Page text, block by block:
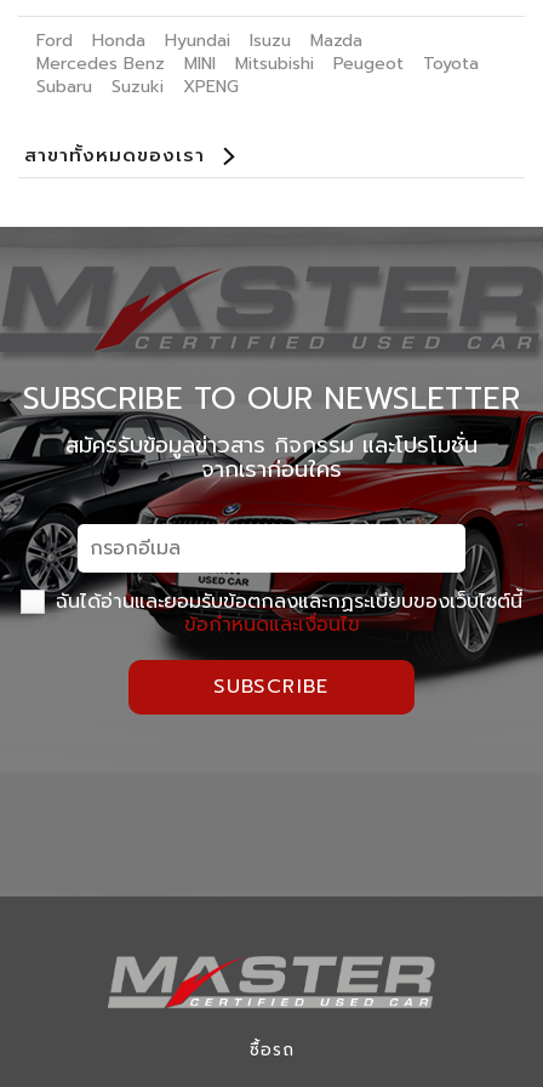
Ford Honda Hyundai Isuzu
Mazda
Mercedes Benz
MINI Mitsubishi Peugeot
Toyota
Subaru
Suzuki XPENG
สาขาทั้งหมดของเรา
Master Certified Used Car ราชพฤษ์
Master Certified Used Car อุบลราชธานี
Master Certified Used Car ภูเก็ต
Master Certified Used Car หาดใหญ่
Summit Honda Used Car พัฒนาการ
Summit Honda Used Car บางนา กม. 4.5
MINI NEXT USED CAR เอกมัย
X PENG USED CAR
SUBSCRIBE TO OUR NEWSLETTER
สมัครรับข้อมูลข่าวสาร กิจกรรม และโปรโมชั่น
จากเราก่อนใคร
ฉันได้อ่านและยอมรับข้อตกลงและกฏระเบียบของเว็บไซต์นี้
ข้อกำหนดและเงื่อนไข
SUBSCRIBE
ซื้อรถ